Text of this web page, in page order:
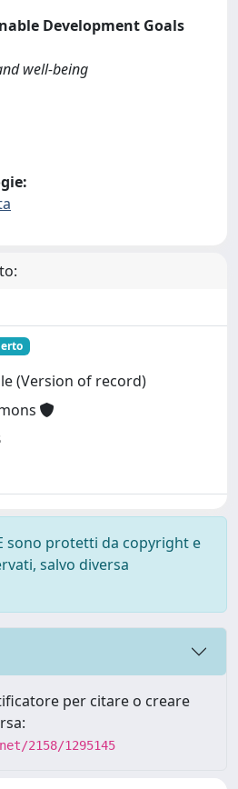
Development Goals
well-being
(Version of record)
sono protetti da copyright e
salvo diversa
per citare o creare
2158/1295145